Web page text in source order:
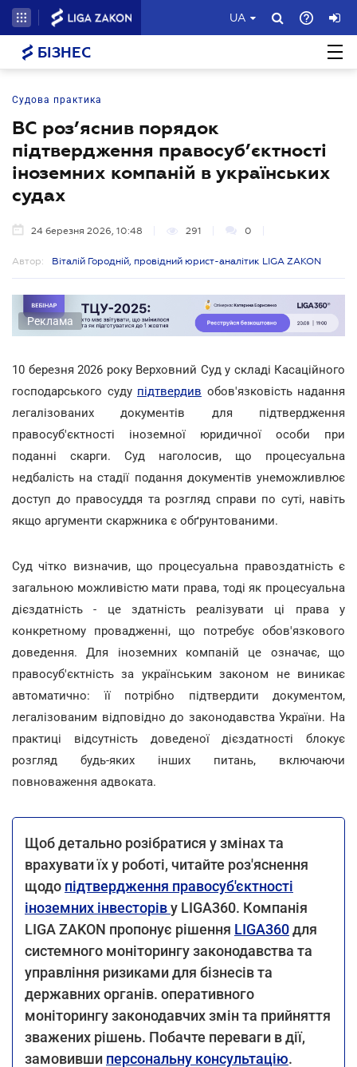
UA
БІЗНЕС
Судова практика
ВС роз’яснив порядок
підтвердження правосуб’єктності
іноземних компаній в українських
судах
24 березня 2026, 10:48 291 0
Автор: Віталій Городній, провідний юрист-аналітик LIGA ZAKON
Реклама
10 березня 2026 року Верховний Суд у складі Касаційного
господарського суду підтвердив обов'язковість надання
легалізованих документів для підтвердження
правосуб'єктності іноземної юридичної особи при
поданні скарги. Суд наголосив, що процесуальна
недбалість на стадії подання документів унеможливлює
доступ до правосуддя та розгляд справи по суті, навіть
якщо аргументи скаржника є обґрунтованими.
Суд чітко визначив, що процесуальна правоздатність є
загальною можливістю мати права, тоді як процесуальна
дієздатність - це здатність реалізувати ці права у
конкретному провадженні, що потребує обов'язкового
доведення. Для іноземних компаній це означає, що
правосуб'єктність за українським законом не виникає
автоматично: її потрібно підтвердити документом,
легалізованим відповідно до законодавства України. На
практиці відсутність доведеної дієздатності блокує
розгляд будь-яких інших питань, включаючи
повноваження адвоката.
Щоб детально розібратися у змінах та
врахувати їх у роботі, читайте роз'яснення
щодо підтвердження правосуб'єктності
іноземних інвесторіву LIGA360. Компанія
LIGA ZAKON пропонує рішення LIGA360для
системного моніторингу законодавства та
управління ризиками для бізнесів та
державних органів. оперативного
моніторингу законодавчих змін та прийняття
зважених рішень. Побачте переваги в дії,
замовивши персональну консультацію.